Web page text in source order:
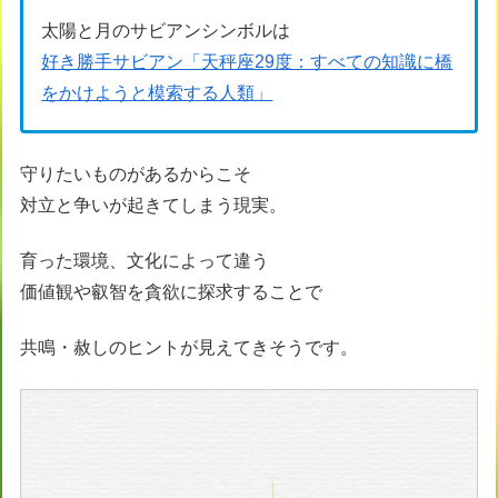
太陽と月のサビアンシンボルは
好き勝手サビアン「天秤座29度：すべての知識に橋
をかけようと模索する人類」
守りたいものがあるからこそ
対立と争いが起きてしまう現実。
育った環境、文化によって違う
価値観や叡智を貪欲に探求することで
共鳴・赦しのヒントが見えてきそうです。